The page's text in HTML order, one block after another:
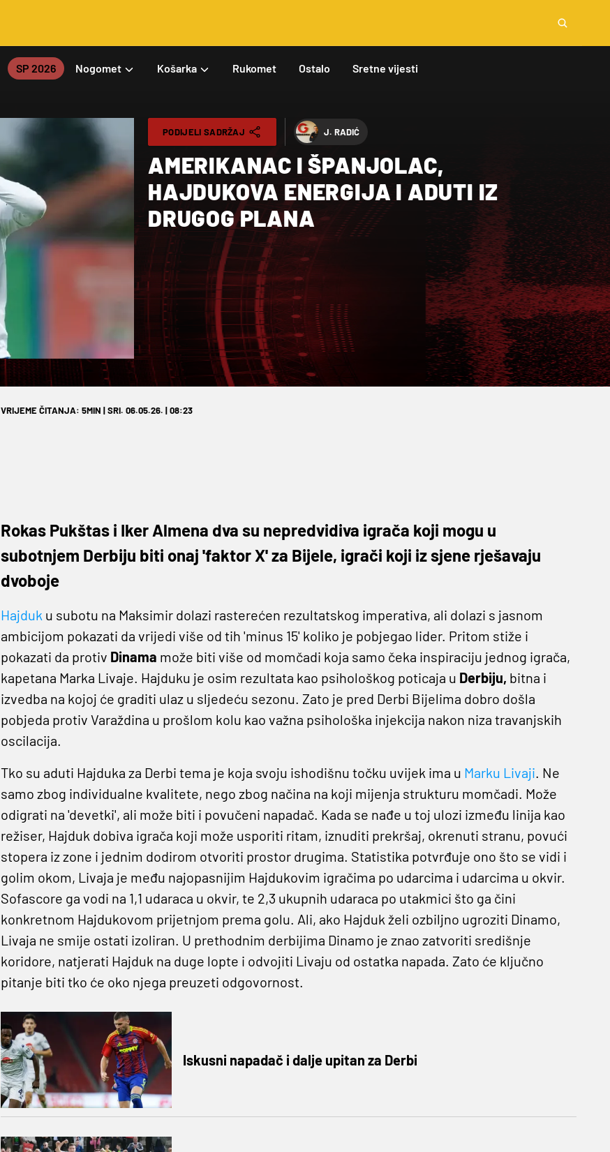
SP 2026 Nogomet Košarka Rukomet Ostalo Sretne vijesti
PODIJELI SADRŽAJ J. RADIĆ
AMERIKANAC I ŠPANJOLAC,
HAJDUKOVA ENERGIJA I ADUTI IZ
DRUGOG PLANA
VRIJEME ČITANJA: 5MIN | SRI. 06.05.26. | 08:23
Rokas Pukštas i Iker Almena dva su nepredvidiva igrača koji mogu u
subotnjem Derbiju biti onaj 'faktor X' za Bijele, igrači koji iz sjene rješavaju
dvoboje
Hajduk u subotu na Maksimir dolazi rasterećen rezultatskog imperativa, ali dolazi s jasnom
ambicijom pokazati da vrijedi više od tih 'minus 15' koliko je pobjegao lider. Pritom stiže i
pokazati da protiv Dinama može biti više od momčadi koja samo čeka inspiraciju jednog igrača,
kapetana Marka Livaje. Hajduku je osim rezultata kao psihološkog poticaja u Derbiju, bitna i
izvedba na kojoj će graditi ulaz u sljedeću sezonu. Zato je pred Derbi Bijelima dobro došla
pobjeda protiv Varaždina u prošlom kolu kao važna psihološka injekcija nakon niza travanjskih
oscilacija.
Tko su aduti Hajduka za Derbi tema je koja svoju ishodišnu točku uvijek ima u Marku Livaji. Ne
samo zbog individualne kvalitete, nego zbog načina na koji mijenja strukturu momčadi. Može
odigrati na 'devetki', ali može biti i povučeni napadač. Kada se nađe u toj ulozi između linija kao
režiser, Hajduk dobiva igrača koji može usporiti ritam, iznuditi prekršaj, okrenuti stranu, povući
stopera iz zone i jednim dodirom otvoriti prostor drugima. Statistika potvrđuje ono što se vidi i
golim okom, Livaja je među najopasnijim Hajdukovim igračima po udarcima i udarcima u okvir.
Sofascore ga vodi na 1,1 udaraca u okvir, te 2,3 ukupnih udaraca po utakmici što ga čini
konkretnom Hajdukovom prijetnjom prema golu. Ali, ako Hajduk želi ozbiljno ugroziti Dinamo,
Livaja ne smije ostati izoliran. U prethodnim derbijima Dinamo je znao zatvoriti središnje
koridore, natjerati Hajduk na duge lopte i odvojiti Livaju od ostatka napada. Zato će ključno
pitanje biti tko će oko njega preuzeti odgovornost.
Iskusni napadač i dalje upitan za Derbi